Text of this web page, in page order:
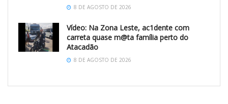
8 DE AGOSTO DE 2026
Vídeo: Na Zona Leste, ac1dente com
carreta quase m@ta família perto do
Atacadão
8 DE AGOSTO DE 2026